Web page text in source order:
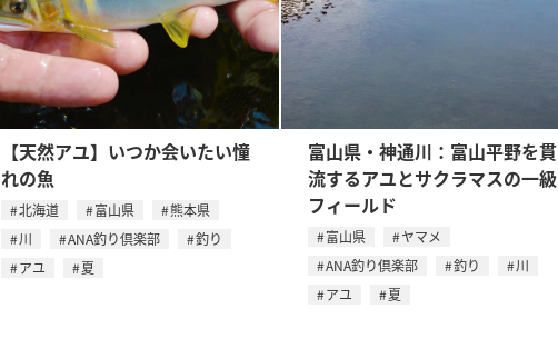
【天然アユ】いつか会いたい憧
れの魚
北海道 富山県
熊本県
川
ANA釣り倶楽部
釣り
アユ
夏
富山県・神通川：富山平野を貫
流するアユとサクラマスの一級
フィールド
富山県
ヤマメ
ANA釣り倶楽部
釣り
川
アユ
夏